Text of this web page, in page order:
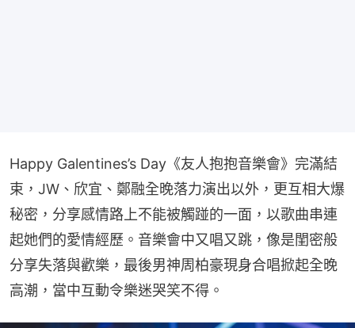
Happy Galentines’s Day《友人抱抱音樂會》完滿結
束，JW、欣宜、鄭融全晚落力演出以外，更互相大爆
秘密，分享感情路上不能被觸踫的一面，以歌曲串連
起她們的愛情經歷。音樂會中又唱又跳，像是閨密般
分享失落與歡樂，最後男神周柏豪現身合唱掀起全晚
高潮，當中互動令樂迷哭笑不得。